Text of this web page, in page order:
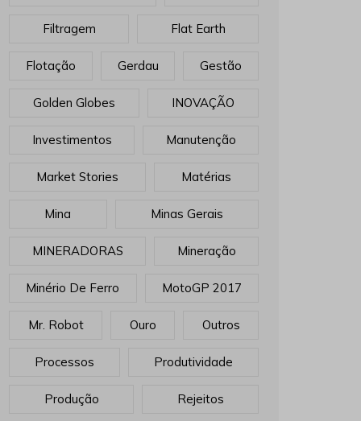
Filtragem Flat Earth
Flotação Gerdau Gestão
Golden Globes INOVAÇÃO
Investimentos Manutenção
Market Stories Matérias
Mina Minas Gerais
MINERADORAS Mineração
Minério De Ferro MotoGP 2017
Mr. Robot Ouro Outros
Processos Produtividade
Produção Rejeitos